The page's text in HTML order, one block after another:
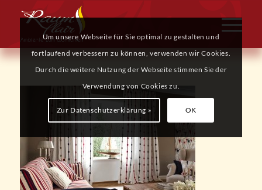
Um unsere Webseite für Sie optimal zu gestalten und
fortlaufend verbessern zu können, verwenden wir Cookies.
Durch die weitere Nutzung der Webseite stimmen Sie der
Verwendung von Cookies zu.
Zur Datenschutzerklärung » OK